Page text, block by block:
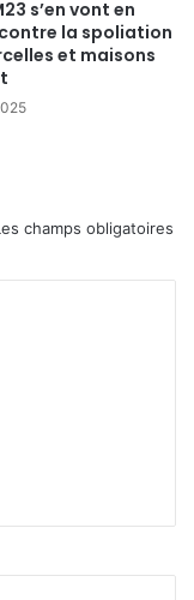
s’en vont en
la spoliation
et maisons
champs obligatoires